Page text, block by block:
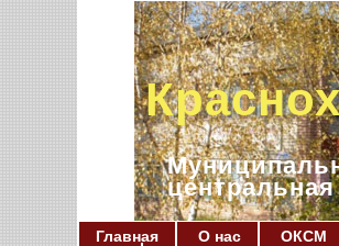
Главная О нас ОКСМ